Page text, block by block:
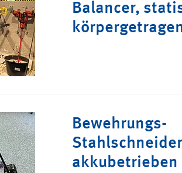
Balancer,
Bewehrungs-
akkubetrieben